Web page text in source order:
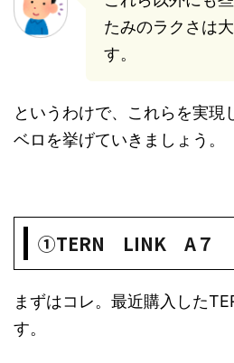
たみのラクさは
す。
というわけで、これらを実現
ベロを挙げていきましょう。
①TERN LINK A７
まずはコレ。最近購入した
す。